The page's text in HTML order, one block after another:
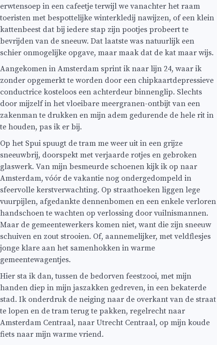
erwtensoep in een cafeetje terwijl we vanachter het raam
toeristen met bespottelijke winterkledij nawijzen, of een klein
kattenbeest dat bij iedere stap zijn pootjes probeert te
bevrijden van de sneeuw. Dat laatste was natuurlijk een
schier onmogelijke opgave, maar maak dat de kat maar wijs.
Aangekomen in Amsterdam sprint ik naar lijn 24, waar ik
zonder opgemerkt te worden door een chipkaartdepressieve
conductrice kosteloos een achterdeur binnenglip. Slechts
door mijzelf in het vloeibare meergranen-ontbijt van een
zakenman te drukken en mijn adem gedurende de hele rit in
te houden, pas ik er bij.
Op het Spui spuugt de tram me weer uit in een grijze
sneeuwbrij, doorspekt met verjaarde rotjes en gebroken
glaswerk. Van mijn besmeurde schoenen kijk ik op naar
Amsterdam, vóór de vakantie nog ondergedompeld in
sfeervolle kerstverwachting. Op straathoeken liggen lege
vuurpijlen, afgedankte dennenbomen en een enkele verloren
handschoen te wachten op verlossing door vuilnismannen.
Maar de gemeentewerkers komen niet, want die zijn sneeuw
schuiven en zout strooien. Of, aannemelijker, met veldflesjes
jonge klare aan het samenhokken in warme
gemeentewagentjes.
Hier sta ik dan, tussen de bedorven feestzooi, met mijn
handen diep in mijn jaszakken gedreven, in een bekaterde
stad. Ik onderdruk de neiging naar de overkant van de straat
te lopen en de tram terug te pakken, regelrecht naar
Amsterdam Centraal, naar Utrecht Centraal, op mijn koude
fiets naar mijn warme vriend.